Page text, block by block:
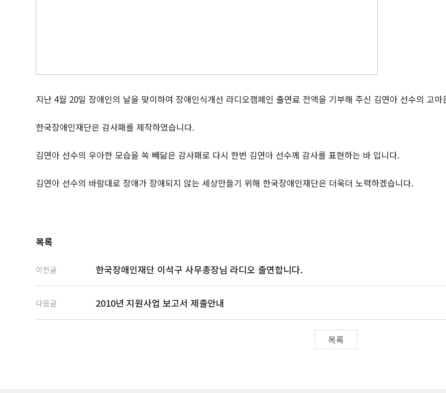
지난 4월 20일 장애인의 날을 맞이하여 장애인식개선 라디오캠페인 출연료 전액을 기부해 주신 김연아 선수의 고마
한국장애인재단은 감사패를 제작하였습니다.
김연아 선수의 우아한 모습을 쏙 빼닮은 감사패로 다시 한번 김연아 선수께 감사를 표현하는 바 입니다.
김연아 선수의 바람대로 장애가 장애되지 않는 세상만들기 위해 한국장애인재단은 더욱더 노력하겠습니다.
목록
이전글 한국장애인재단 이석구 사무총장님 라디오 출연합니다.
다음글 2010년 지원사업 보고서 제출안내
목록